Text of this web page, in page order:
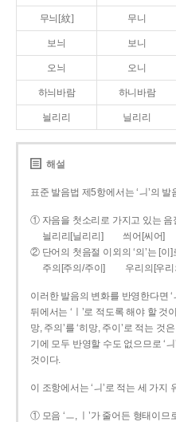
무늬[紋] 무니
보늬 보니
오늬 오니
하늬바람 하니바람
늴리리 닐리리
해설
표준 발음법 제5항에서는 ‘ㅢ’의
① 자음을 첫소리로 가지고 있는 음
늴리리[닐리리]
씌어[씨어]
② 단어의 첫음절 이외의 ‘의’는 [이]
주의[주의/주이]
우리의[우
이러한 발음의 변화를 반영한다면 ‘
뒤에서는 ‘ㅣ’로 적도록 해야 할 것
망, 주의’를 ‘히망, 주이’로 적는 것
기에 모두 반영할 수도 없으므로 ‘ㅢ
것이다.
이 조항에서는 ‘ㅢ’로 적는 세 가지
① 모음 ‘ㅡ, ㅣ’가 줄어든 형태이므